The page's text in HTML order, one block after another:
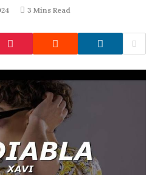
3 Mins Read